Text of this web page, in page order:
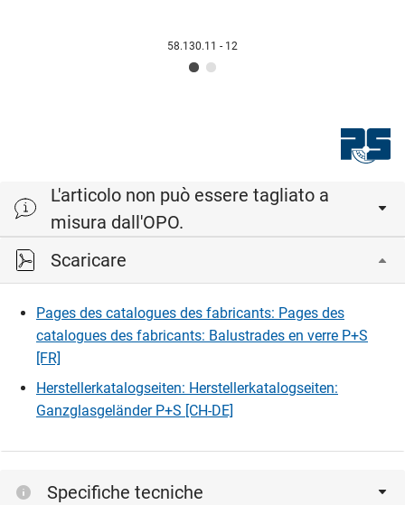
58.130.11 - 12
L'articolo non può essere tagliato a
misura dall'OPO.
Scaricare
Pages des catalogues des fabricants: Pages des
catalogues des fabricants: Balustrades en verre P+S
[FR]
Herstellerkatalogseiten: Herstellerkatalogseiten:
Ganzglasgeländer P+S [CH-DE]
Specifiche tecniche